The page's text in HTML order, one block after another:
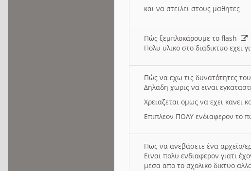
και να στειλει στους μαθητες
Πώς ξεμπλοκάρουμε το flash
Πολυ υλικο στο διαδικτυο εχει
Πώς να εχω τις δυνατότητες
Δηλαδη χωρις να ειναι
Χρειαζεται ομως να εχει κανει
Επιπλεον ΠΟΛΥ ενδιαφερον το
Πως να ανεβάσετε ένα αρχείο/
Ειναι πολυ ενδιαφερον γιατι
μεσα απο το σχολικο δικτυο